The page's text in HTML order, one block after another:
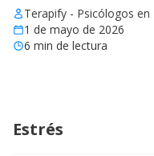
Terapify - Psicólogos en
1 de mayo de 2026
6 min de lectura
Estrés